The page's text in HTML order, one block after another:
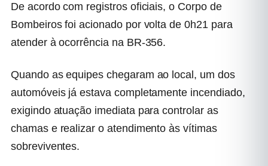
De acordo com registros oficiais, o Corpo de
Bombeiros foi acionado por volta de 0h21 para
atender à ocorrência na BR-356.
Quando as equipes chegaram ao local, um dos
automóveis já estava completamente incendiado,
exigindo atuação imediata para controlar as
chamas e realizar o atendimento às vítimas
sobreviventes.